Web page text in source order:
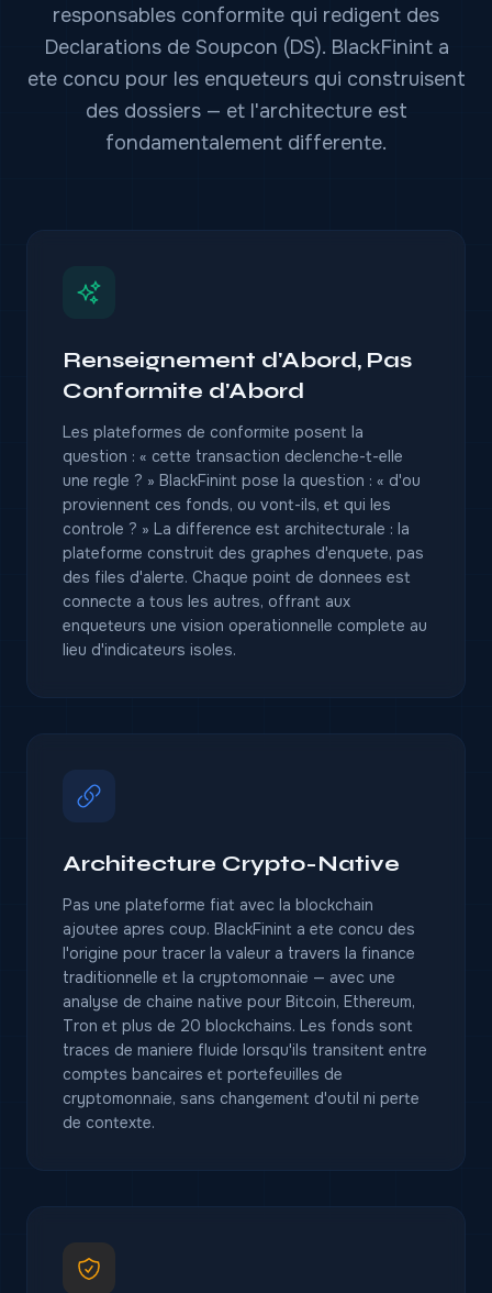
responsables conformite qui redigent des
Declarations de Soupcon (DS). BlackFinint a
ete concu pour les enqueteurs qui construisent
des dossiers — et l'architecture est
fondamentalement differente.
Renseignement d'Abord, Pas
Conformite d'Abord
Les plateformes de conformite posent la
question : « cette transaction declenche-t-elle
une regle ? » BlackFinint pose la question : « d'ou
proviennent ces fonds, ou vont-ils, et qui les
controle ? » La difference est architecturale : la
plateforme construit des graphes d'enquete, pas
des files d'alerte. Chaque point de donnees est
connecte a tous les autres, offrant aux
enqueteurs une vision operationnelle complete au
lieu d'indicateurs isoles.
Architecture Crypto-Native
Pas une plateforme fiat avec la blockchain
ajoutee apres coup. BlackFinint a ete concu des
l'origine pour tracer la valeur a travers la finance
traditionnelle et la cryptomonnaie — avec une
analyse de chaine native pour Bitcoin, Ethereum,
Tron et plus de 20 blockchains. Les fonds sont
traces de maniere fluide lorsqu'ils transitent entre
comptes bancaires et portefeuilles de
cryptomonnaie, sans changement d'outil ni perte
de contexte.